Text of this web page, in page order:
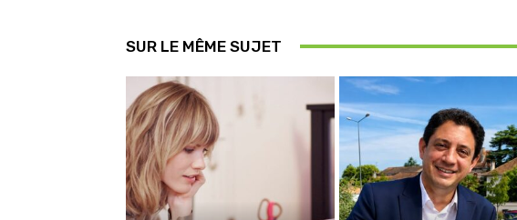
SUR LE MÊME SUJET